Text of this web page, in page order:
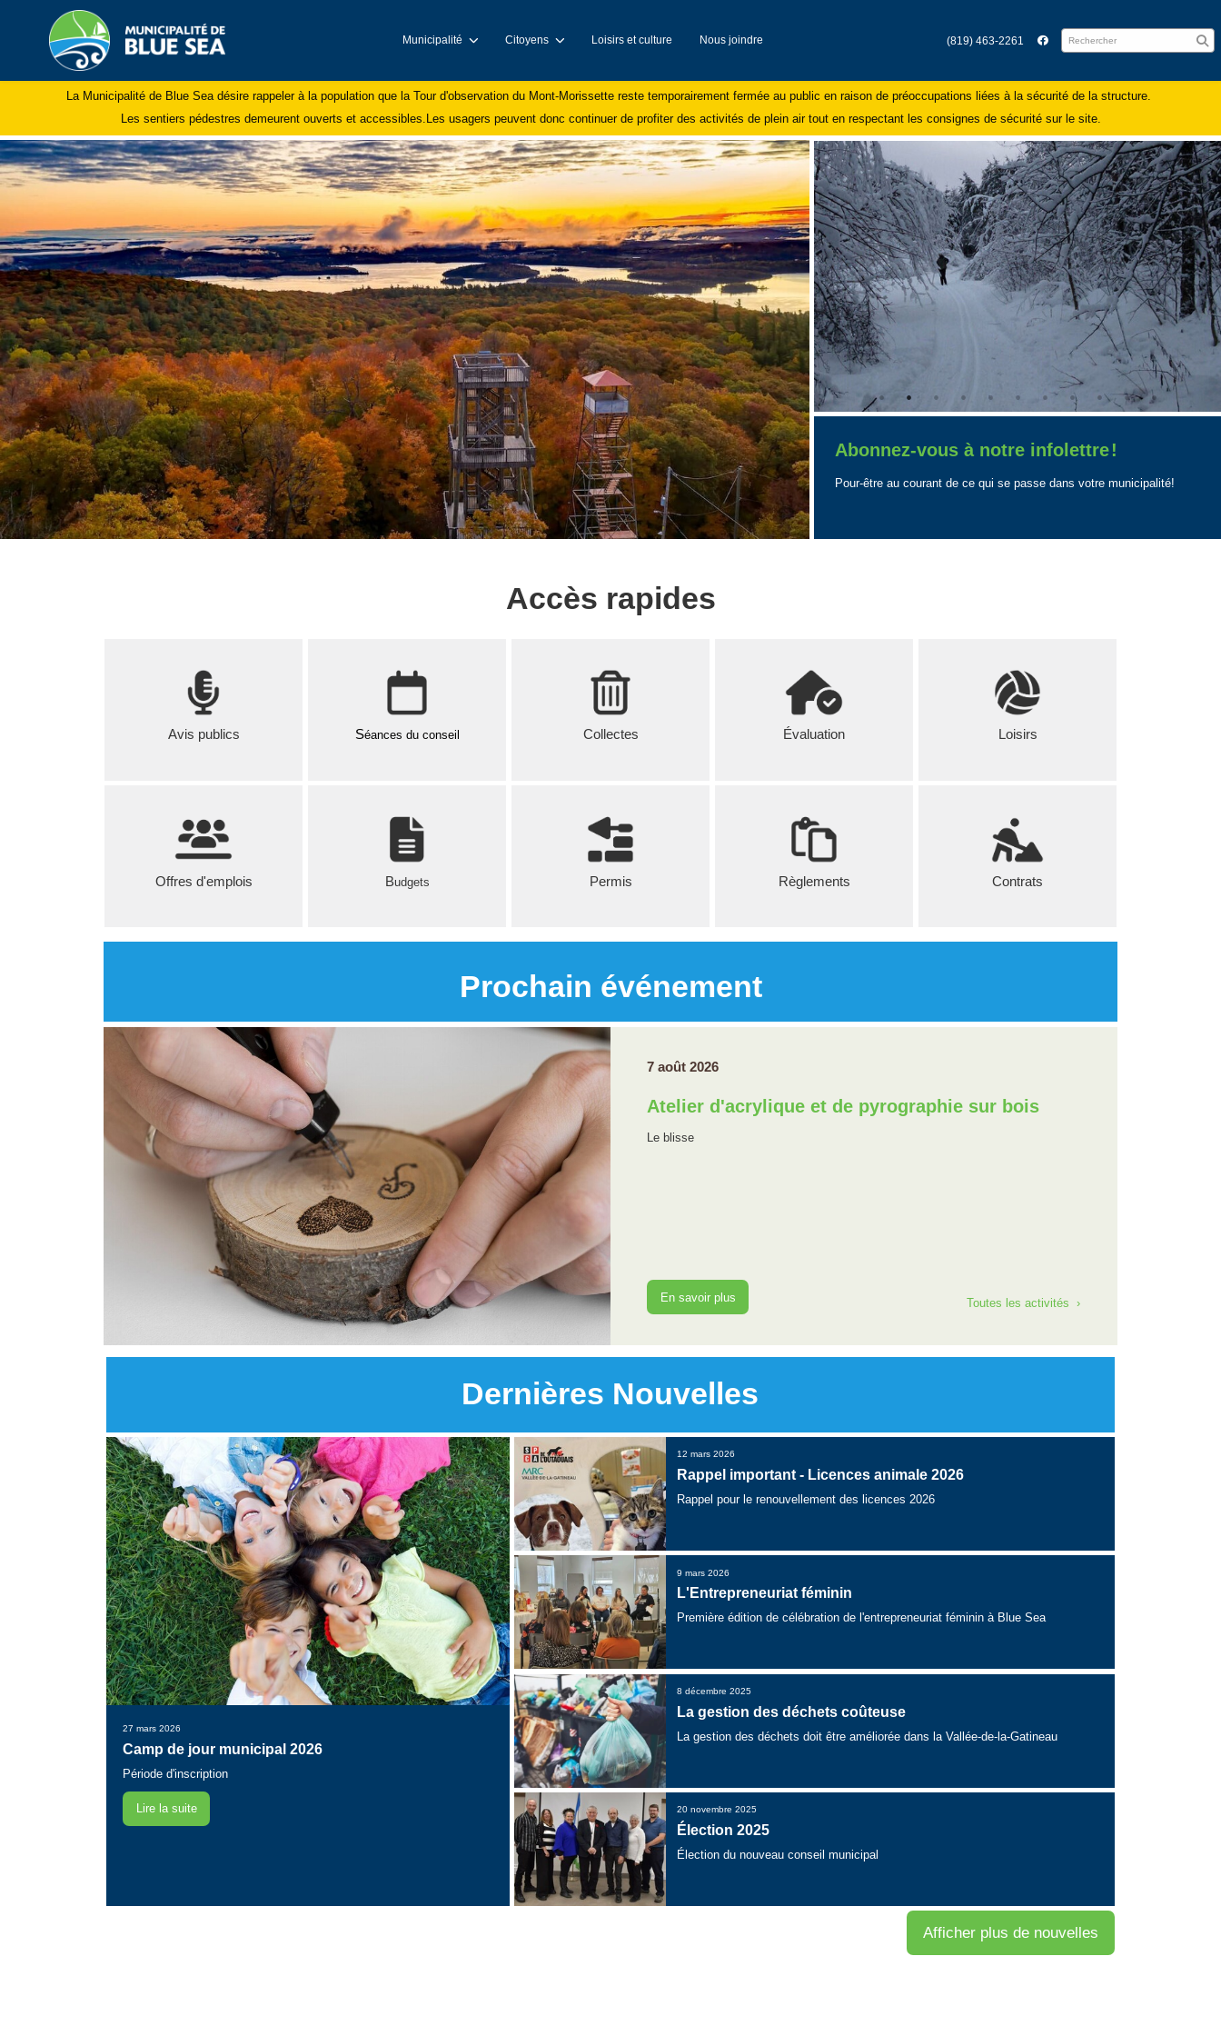
Municipalité Citoyens Loisirs et culture Nous joindre (819) 463-2261
La Municipalité de Blue Sea désire rappeler à la population que la Tour d'observation du Mont-Morissette reste temporairement fermée au public en raison de préoccupations liées à la sécurité de la structure.
Les sentiers pédestres demeurent ouverts et accessibles.Les usagers peuvent donc continuer de profiter des activités de plein air tout en respectant les consignes de sécurité sur le site.
Abonnez-vous à notre infolettre!
Pour-être au courant de ce qui se passe dans votre municipalité!
Accès rapides
Avis publics Séances du conseil Collectes Évaluation Loisirs
Offres d'emplois Budgets Permis Règlements Contrats
Prochain événement
7 août 2026
Atelier d'acrylique et de pyrographie sur bois
Le blisse
En savoir plus Toutes les activités ›
Dernières Nouvelles
27 mars 2026
Camp de jour municipal 2026
Période d'inscription
Lire la suite
12 mars 2026
Rappel important - Licences animale 2026
Rappel pour le renouvellement des licences 2026
9 mars 2026
L'Entrepreneuriat féminin
Première édition de célébration de l'entrepreneuriat féminin à Blue Sea
8 décembre 2025
La gestion des déchets coûteuse
La gestion des déchets doit être améliorée dans la Vallée-de-la-Gatineau
20 novembre 2025
Élection 2025
Élection du nouveau conseil municipal
Afficher plus de nouvelles